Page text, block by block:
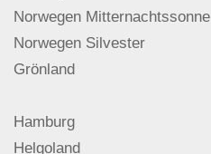
Norwegen Mitternachtssonne
Norwegen Silvester
Grönland
Hamburg
Helgoland